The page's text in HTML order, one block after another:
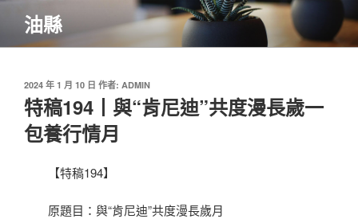
主
油縣
發
佈
於
2024 年 1 月 10 日 作者: ADMIN
特稿194丨與“肯尼迪”共度漫長歲一
包養行情月
【特稿194】
原題目：與“肯尼迪”共度漫長歲月